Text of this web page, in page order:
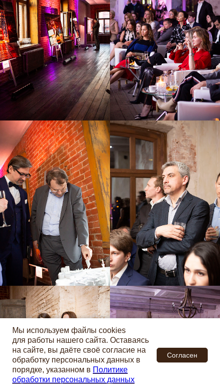
Мы используем файлы cookies
для работы нашего сайта. Оставаясь
на сайте, вы даёте своё согласие на
обработку персональных данных в
порядке, указанном в Политике
обработки персональных данных
Согласен